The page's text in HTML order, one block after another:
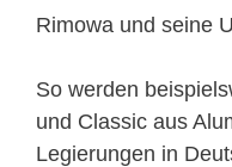
Rimowa und seine
So werden
und Classic aus
Legierungen in